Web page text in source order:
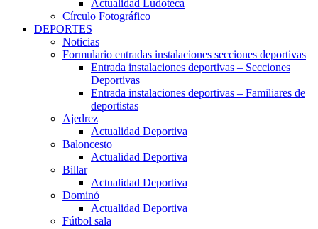
Actualidad Ludoteca
Círculo Fotográfico
DEPORTES
Noticias
Formulario entradas instalaciones secciones deportivas
Entrada instalaciones deportivas – Secciones
Deportivas
Entrada instalaciones deportivas – Familiares de
deportistas
Ajedrez
Actualidad Deportiva
Baloncesto
Actualidad Deportiva
Billar
Actualidad Deportiva
Dominó
Actualidad Deportiva
Fútbol sala